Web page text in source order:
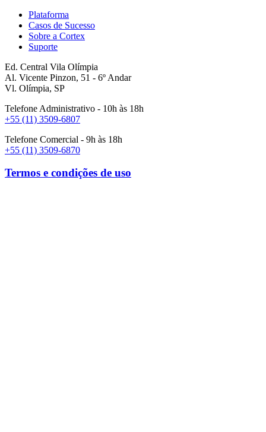
Plataforma
Casos de Sucesso
Sobre a Cortex
Suporte
Ed. Central Vila Olímpia
Al. Vicente Pinzon, 51 - 6º Andar
Vl. Olímpia, SP
Telefone Administrativo - 10h às 18h
+55 (11) 3509-6807
Telefone Comercial - 9h às 18h
+55 (11) 3509-6870
Termos e condições de uso